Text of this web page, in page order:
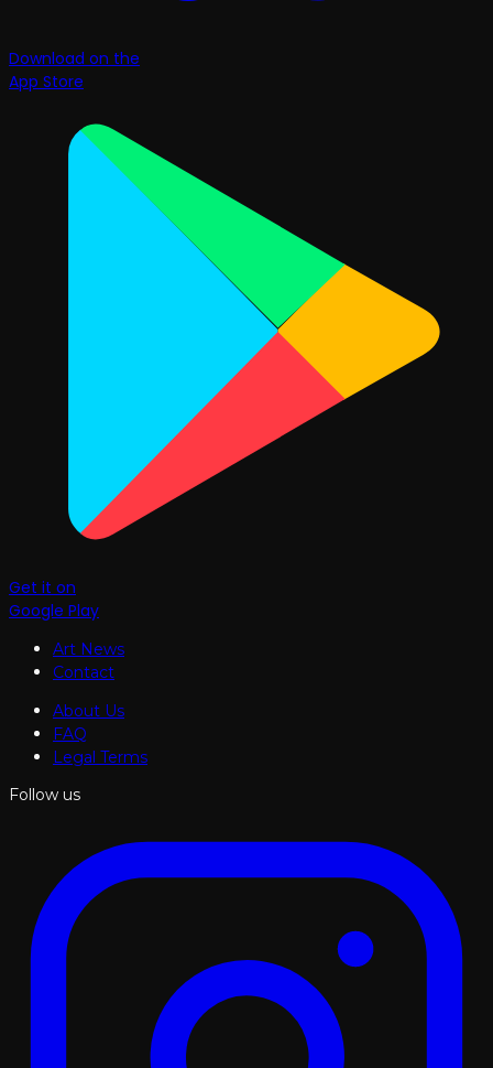
Download on the
App Store
Get it on
Google Play
Art News
Contact
About Us
FAQ
Legal Terms
Follow us